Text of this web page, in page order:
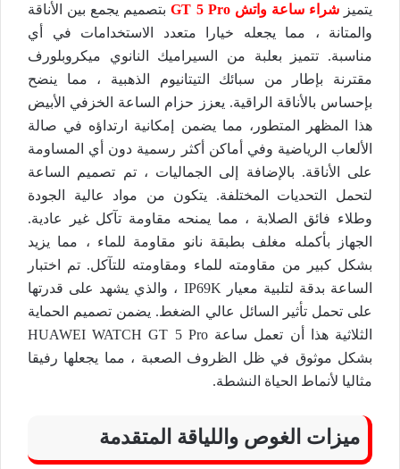
يتميزشراء ساعة واتش GT 5 Pro
بتصميم يجمع بين الأناقة
والمتانة ، مما يجعله خيارا متعدد الاستخدامات في أي
مناسبة. تتميز بعلبة من السيراميك النانوي ميكروبلورف
مقترنة بإطار من سبائك التيتانيوم الذهبية ، مما ينضح
بإحساس بالأناقة الراقية. يعزز حزام الساعة الخزفي الأبيض
هذا المظهر المتطور، مما يضمن إمكانية ارتداؤه في صالة
الألعاب الرياضية وفي أماكن أكثر رسمية دون أي المساومة
على الأناقة. بالإضافة إلى الجماليات ، تم تصميم الساعة
لتحمل التحديات المختلفة. يتكون من مواد عالية الجودة
وطلاء فائق الصلابة ، مما يمنحه مقاومة تآكل غير عادية.
الجهاز بأكمله مغلف بطبقة نانو مقاومة للماء ، مما يزيد
بشكل كبير من مقاومته للماء ومقاومته للتآكل. تم اختبار
الساعة بدقة لتلبية معيار IP69K ، والذي يشهد على قدرتها
على تحمل تأثير السائل عالي الضغط. يضمن تصميم الحماية
الثلاثية هذا أن تعمل ساعة HUAWEI WATCH GT 5 Pro
بشكل موثوق في ظل الظروف الصعبة ، مما يجعلها رفيقا
مثاليا لأنماط الحياة النشطة.
ميزات الغوص واللياقة المتقدمة